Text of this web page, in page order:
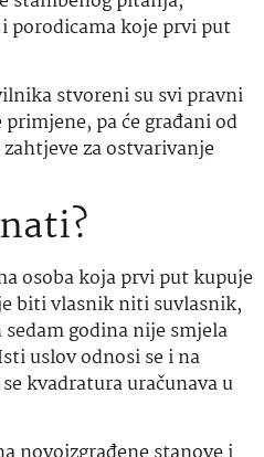
porodicama koje prvi put
stvoreni su svi pravni
pa će građani od
za ostvarivanje
osoba koja prvi put kupuje
biti vlasnik niti suvlasnik,
godina nije smjela
uslov odnosi se i na
kvadratura uračunava u